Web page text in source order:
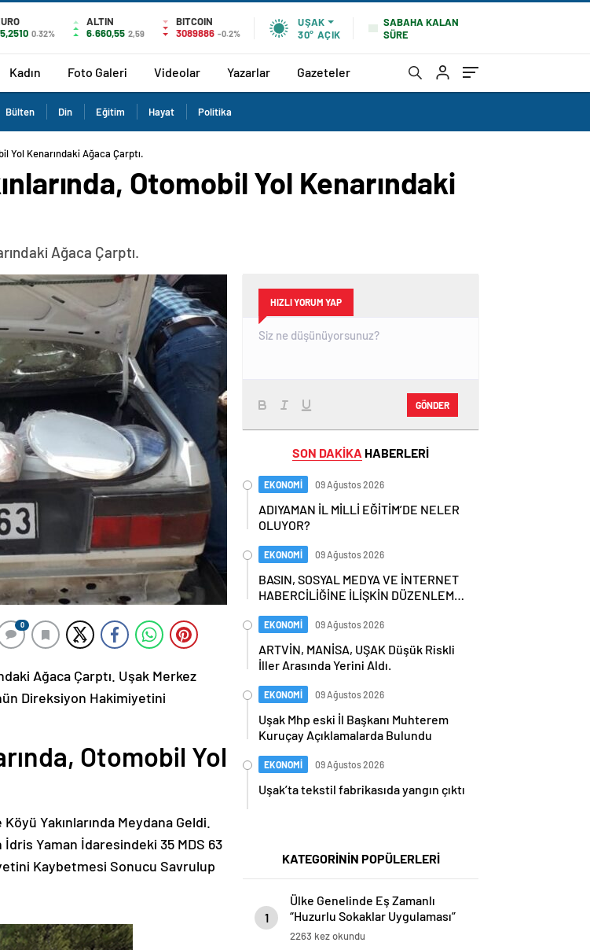
0.32%
ALTIN
6.660,55 2,59
BITCOIN
3089886 -0.2%
UŞAK
30° AÇIK
SABAHA KALAN
SÜRE
Kadın Foto Galeri Videolar Yazarlar Gazeteler
Bülten Din Eğitim Hayat Politika
Yol Kenarındaki Ağaca Çarptı.
Otomobil Yol Kenarındaki
Ağaca Çarptı.
0
Ağaca Çarptı. Uşak Merkez
Direksiyon Hakimiyetini
Otomobil Yol
Köyü Yakınlarında Meydana Geldi.
Yaman İdaresindeki 35 MDS 63
Kaybetmesi Sonucu Savrulup
HIZLI YORUM YAP
GÖNDER
SON DAKİKA HABERLERİ
EKONOMİ 09 Ağustos 2026
ADIYAMAN İL MİLLİ EĞİTİM’DE NELER
OLUYOR?
EKONOMİ 09 Ağustos 2026
BASIN, SOSYAL MEDYA VE İNTERNET
HABERCİLİĞİNE İLİŞKİN DÜZENLEME,
EKONOMİ 09 Ağustos 2026
ARTVİN, MANİSA, UŞAK Düşük Riskli
İller Arasında Yerini Aldı.
EKONOMİ 09 Ağustos 2026
Uşak Mhp eski İl Başkanı Muhterem
Kuruçay Açıklamalarda Bulundu
EKONOMİ 09 Ağustos 2026
Uşak’ta tekstil fabrikasıda yangın çıktı
KATEGORİNİN POPÜLERLERİ
1
Ülke Genelinde Eş Zamanlı
“Huzurlu Sokaklar Uygulaması”
2263 kez okundu